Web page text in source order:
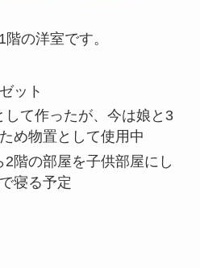
の洋室です。
ット
て作ったが、今は娘と3
め物置として使用中
階の部屋を子供部屋にし
寝る予定